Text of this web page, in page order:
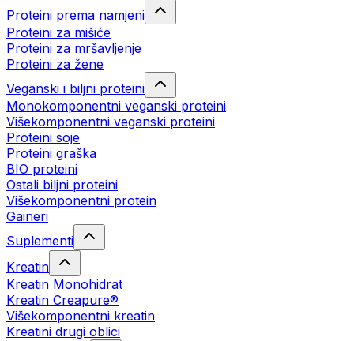
Proteini prema namjeni
Proteini za mišiće
Proteini za mršavljenje
Proteini za žene
Veganski i biljni proteini
Monokomponentni veganski proteini
Višekomponentni veganski proteini
Proteini soje
Proteini graška
BIO proteini
Ostali biljni proteini
Višekomponentni protein
Gaineri
Suplementi
Kreatin
Kreatin Monohidrat
Kreatin Creapure®
Višekomponentni kreatin
Kreatini drugi oblici